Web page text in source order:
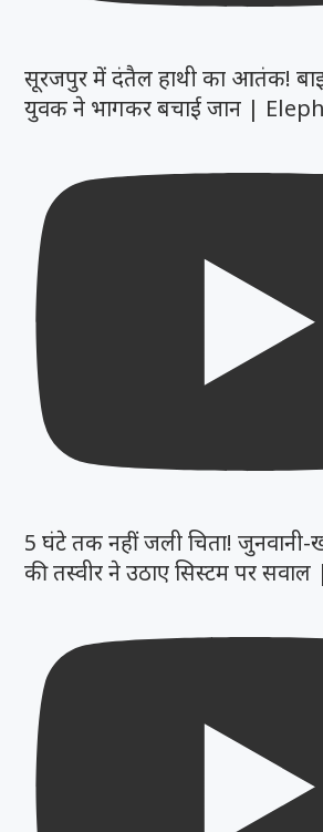
सूरजपुर में दंतैल हाथी का आतंक!
युवक ने भागकर बचाई जान |
5 घंटे तक नहीं जली चिता! जुनवानी-
की तस्वीर ने उठाए सिस्टम पर